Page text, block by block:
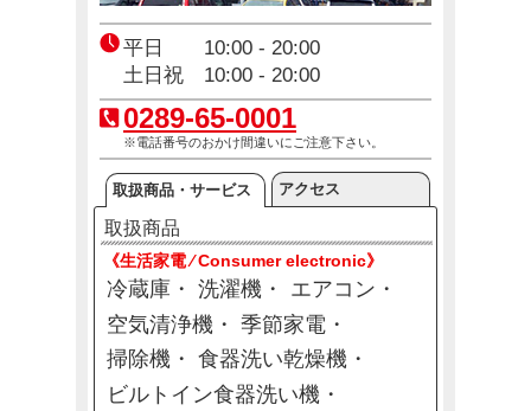
平日 10:00 - 20:00
土日祝 10:00 - 20:00
0289-65-0001
※電話番号のおかけ間違いにご注意下さい。
取扱商品・サービス アクセス
取扱商品
《生活家電 ⁄ Consumer electronic》
冷蔵庫 洗濯機
エアコン
空気清浄機
季節家電
掃除機
食器洗い乾燥機
ビルトイン食器洗い機